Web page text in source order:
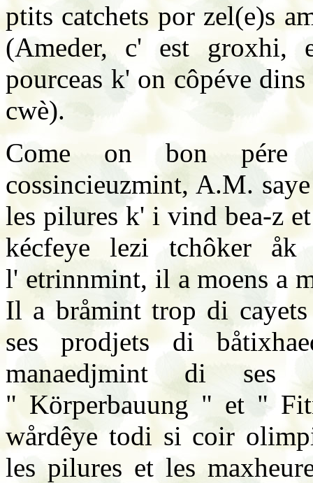
ptits catchets por zel(e)s
(Ameder, c' est groxhi,
pourceas k' on côpéve
cwè).
Come on bon pére
cossincieuzmint, A.M.
les pilures k' i vind bea-z
kécfeye lezi tchôker
l' etrinnmint, il a moens a
Il a bråmint trop di
ses prodjets di
manaedjmint di ses
" Körperbauung " et "
wårdêye todi si coir
les pilures et les